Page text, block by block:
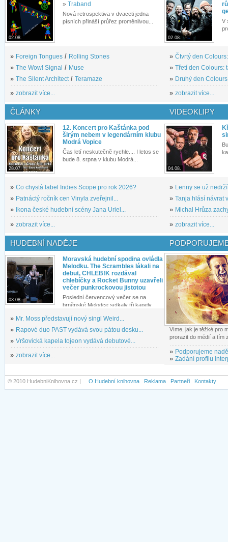
02.08.
» Traband
Nová retrospektiva v dvaceti jedna
písních přináší průřez proměnlivou...
» Foreign Tongues / Rolling Stones
» The Wow! Signal / Muse
» The Silent Architect/ Teramaze
» zobrazit více...
02.08.
V
» Čtvrtý den
» Třetí den Colours:
» Druhý den
» zobrazit více...
ČLÁNKY
28.07.
12. Koncert pro Kaštánka pod
širým nebem v legendárním klubu
Modrá Vopice
Čas letí neskutečně rychle.... I letos se
bude 8. srpna v klubu Modrá...
» Co chystá label Indies Scope pro rok 2026?
» Patnáctý ročník cen Vinyla zveřejnil...
»
Ikona české hudební scény Jana Uriel...
» zobrazit více...
VIDEOKLIPY
04.08.
» Lenny se už
» Tanja hlásí návrat
» Michal Hrůza
» zobrazit více...
HUDEBNÍ NADĚJE
03.08.
Moravská hudební spodina ovládla
Melodku. The Scrambles lákali na
debut, CHLEB!K rozdával
chlebíčky a Rocket Bunny uzavřeli
večer punkrockovou jistotou
Poslední červencový večer se na
brněnské Melodce setkaly tři kapely...
» Mr. Moss představují nový singl Weird...
» Rapové duo PAST vydává svou pátou desku...
» Vršovická kapela tojeon vydává debutové...
» zobrazit více...
Víme, jak je těžké pro
prorazit do médií a tím
» Podporujeme
» Zadání profilu
© 2010 HudebniKnihovna.cz | O Hudební knihovna Reklama Partneři Kontakty